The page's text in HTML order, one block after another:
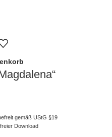
gemäß UStG §19
Download